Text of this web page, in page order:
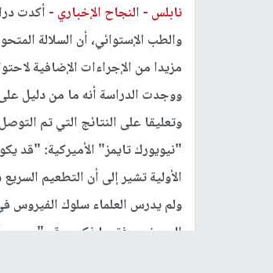
نابلس - النجاح الإخباري - أكدت
مزيدا من الإجراءات الإضافية
ووجدت الدراسة أنه ما من دليل على
وتعليقا على النتائج التي تم
"نيويورك تايمز" الأميركية: "قد
الأولية تشير إلى أن التطعيم
ولم يدرس العلماء سلوك الفيروس
الممرض، وفق ما ذكر موقع "بي جي